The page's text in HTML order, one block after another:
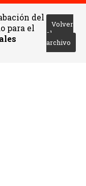
del
para el
Volver
al
archivo